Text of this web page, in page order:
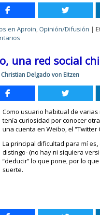
en Aproin, Opinión/Difusión |
una red social
Christian Delgado von Eitzen
Como usuario habitual de varias
tenía curiosidad por conocer
una cuenta en Weibo, el
La principal dificultad para mí
distingo- (no hay ni siquiera
“deducir” lo que pone, por lo
suerte.